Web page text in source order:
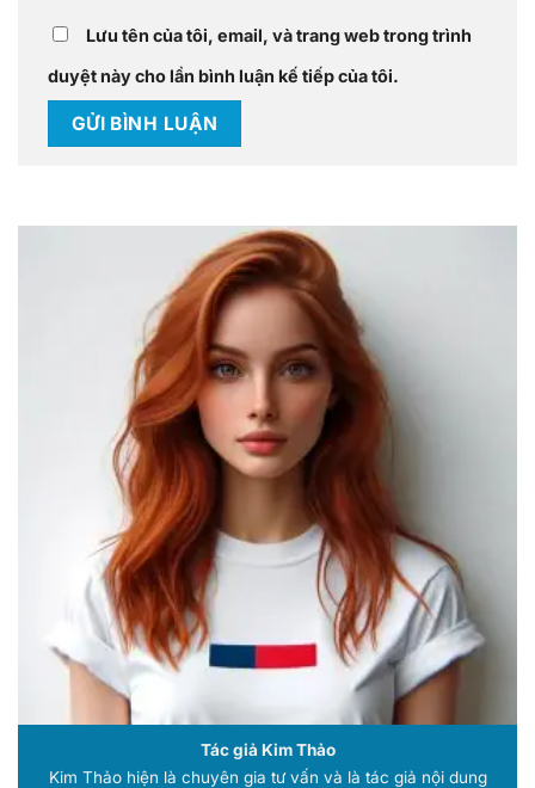
Lưu tên của tôi, email, và trang web trong trình
duyệt này cho lần bình luận kế tiếp của tôi.
Tác giả Kim Thảo
Kim Thảo hiện là chuyên gia tư vấn và là tác giả nội dung